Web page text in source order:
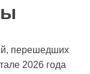
перешедших
2026 года